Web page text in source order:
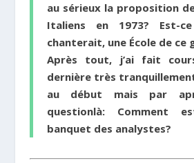
au sérieux la proposition
Italiens en 1973? Est-
chanterait, une École de ce
Après tout, j’ai fait
dernière très
au début mais par
question­là: Comment
banquet des analystes?